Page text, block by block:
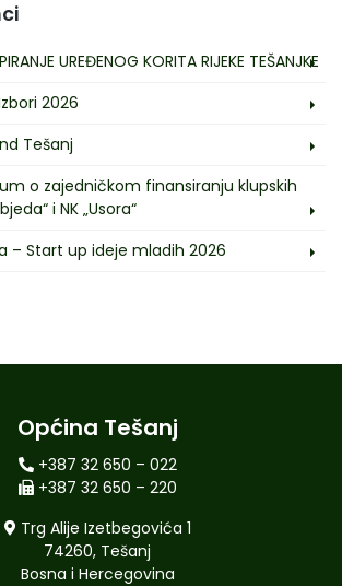
UREĐENOG KORITA RIJEKE TEŠANJKE
2026
Tešanj
o zajedničkom finansiranju klupskih
i NK „Usora“
– Start up ideje mladih 2026
Općina Tešanj
+387 32 650 – 022
+387 32 650 – 220
Trg Alije Izetbegovića 1
74260, Tešanj
Bosna i Hercegovina